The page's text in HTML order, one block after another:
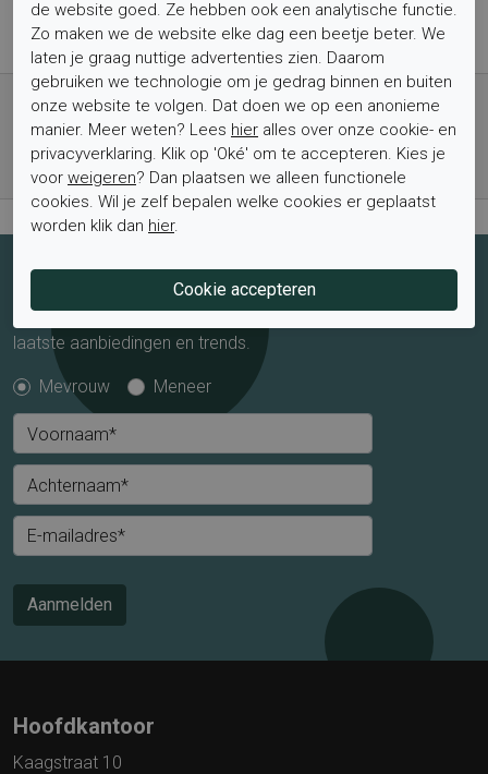
Gratis verzending vanaf € 59,- (voor NL)
Bestel nu, betaal achteraf met Klarna
Levertijd 1-2 werkdagen*
Retourtermijn van 2 weken
Schrijf je nu in voor de nieuwsbrief
Schrijf je in voor de nieuwsbrief en blijf op de hoogte van de
laatste aanbiedingen en trends.
Mevrouw Meneer
Voornaam*
Achternaam*
E-mailadres*
Aanmelden
Hoofdkantoor
Kaagstraat 10
de website goed. Ze hebben ook een analytische functie.
Zo maken we de website elke dag een beetje beter. We
laten je graag nuttige advertenties zien. Daarom
gebruiken we technologie om je gedrag binnen en buiten
onze website te volgen. Dat doen we op een anonieme
manier. Meer weten? Lees hier alles over onze cookie- en
privacyverklaring. Klik op 'Oké' om te accepteren. Kies je
voor weigeren? Dan plaatsen we alleen functionele
cookies. Wil je zelf bepalen welke cookies er geplaatst
worden klik dan hier.